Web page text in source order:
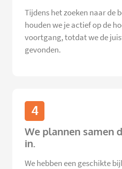
Tijdens het zoeken naar de
houden we je actief op de
voortgang, totdat we de
gevonden.
4
We plannen samen
in.
We hebben een geschikte